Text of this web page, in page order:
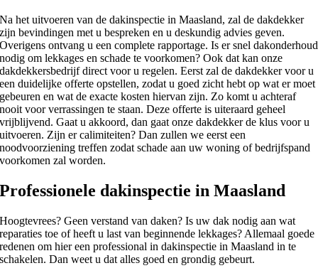
Na het uitvoeren van de dakinspectie in Maasland, zal de dakdekker
zijn bevindingen met u bespreken en u deskundig advies geven.
Overigens ontvang u een complete rapportage. Is er snel dakonderhoud
nodig om lekkages en schade te voorkomen? Ook dat kan onze
dakdekkersbedrijf direct voor u regelen. Eerst zal de dakdekker voor u
een duidelijke offerte opstellen, zodat u goed zicht hebt op wat er moet
gebeuren en wat de exacte kosten hiervan zijn. Zo komt u achteraf
nooit voor verrassingen te staan. Deze offerte is uiteraard geheel
vrijblijvend. Gaat u akkoord, dan gaat onze dakdekker de klus voor u
uitvoeren. Zijn er calimiteiten? Dan zullen we eerst een
noodvoorziening treffen zodat schade aan uw woning of bedrijfspand
voorkomen zal worden.
Professionele dakinspectie in Maasland
Hoogtevrees? Geen verstand van daken? Is uw dak nodig aan wat
reparaties toe of heeft u last van beginnende lekkages? Allemaal goede
redenen om hier een professional in dakinspectie in Maasland in te
schakelen. Dan weet u dat alles goed en grondig gebeurt.